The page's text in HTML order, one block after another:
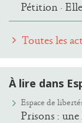
Pétition ·
Toutes les
À lire dans
Espace de
Prisons :